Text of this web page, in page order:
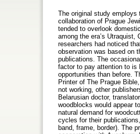
The original study employs
collaboration of Prague
tended to overlook
among the era’s
researchers had noticed
observation was based on
publications. The
factor to pay attention to is
opportunities than before.
Printer of The Prague
not working, other
Belarusian doctor,
woodblocks would appear
natural demand for
cycles for their
band, frame, border). The